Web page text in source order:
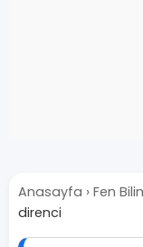
Anasayfa › Fen
direnci